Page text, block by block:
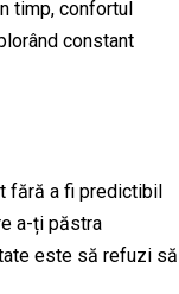
timp, confortul
constant
fără a fi predictibil
a-ți păstra
este să refuzi să